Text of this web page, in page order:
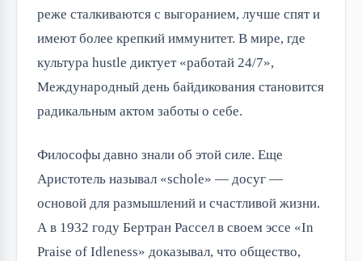
реже сталкиваются с выгоранием, лучше спят и
имеют более крепкий иммунитет. В мире, где
культура hustle диктует «работай 24/7»,
Международный день байдикования становится
радикальным актом заботы о себе.
Философы давно знали об этой силе. Еще
Аристотель называл «schole» — досуг —
основой для размышлений и счастливой жизни.
А в 1932 году Бертран Рассел в своем эссе «In
Praise of Idleness» доказывал, что общество,